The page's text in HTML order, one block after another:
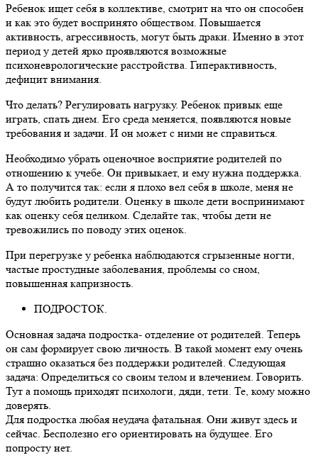
Ребенок ищет себя в коллективе, смотрит на что он способен
и как это будет воспринято обществом. Повышается
активность, агрессивность, могут быть драки. Именно в этот
период у детей ярко проявляются возможные
психоневрологические расстройства. Гиперактивность,
дефицит внимания.
Что делать? Регулировать нагрузку. Ребенок привык еще
играть, спать днем. Его среда меняется, появляются новые
требования и задачи. И он может с ними не справиться.
Необходимо убрать оценочное восприятие родителей по
отношению к учебе. Он привыкает, и ему нужна поддержка.
А то получится так: если я плохо вел себя в школе, меня не
будут любить родители. Оценку в школе дети воспринимают
как оценку себя целиком. Сделайте так, чтобы дети не
тревожились по поводу этих оценок.
При перегрузке у ребенка наблюдаются сгрызенные ногти,
частые простудные заболевания, проблемы со сном,
повышенная капризность.
ПОДРОСТОК.
Основная задача подростка- отделение от родителей. Теперь
он сам формирует свою личность. В такой момент ему очень
страшно оказаться без поддержки родителей. Следующая
задача: Определиться со своим телом и влечением. Говорить.
Тут а помощь приходят психологи, дяди, тети. Те, кому можно
доверять.
Для подростка любая неудача фатальная. Они живут здесь и
сейчас. Бесполезно его ориентировать на будущее. Его
попросту нет.